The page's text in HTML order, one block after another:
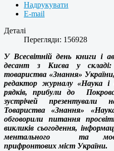
Надрукувати
E-mail
Деталі
Перегляди: 156928
У Всесвітній день книги і
десант з Києва у складі:
товариства «Знання»
редактор журналу «Наука і
рядків, прибули до
зустрічей презентували
Товариства «Знання»
обговорили питання
викликів сьогодення,
ментального та
прифронтових міст України.